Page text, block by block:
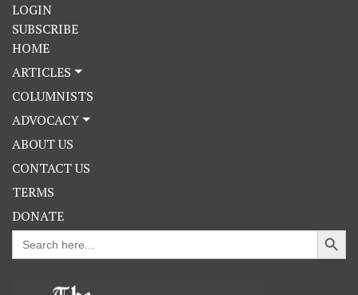
LOGIN
SUBSCRIBE
HOME
ARTICLES
COLUMNISTS
ADVOCACY
ABOUT US
CONTACT US
TERMS
DONATE
Search
for:
Search Button